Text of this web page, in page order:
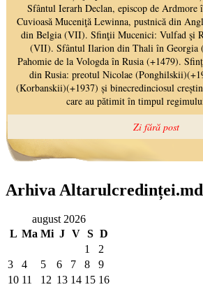
Arhiva Altarulcredinței.md
august 2026
L Ma Mi J V S D
1
2
3
4 5 6 7 8
9
10 11 12 13 14 15 16